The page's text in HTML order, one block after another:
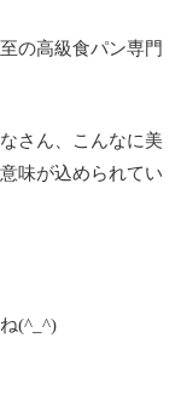
の高級食パン専門
さん、こんなに美
味が込められてい
(^_^)